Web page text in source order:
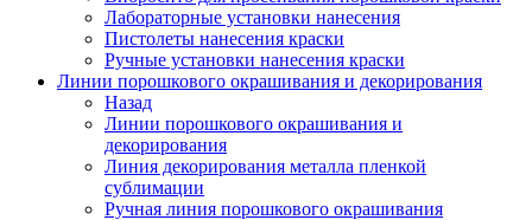
Лабораторные установки нанесения
Пистолеты нанесения краски
Ручные установки нанесения краски
Линии порошкового окрашивания и декорирования
Назад
Линии порошкового окрашивания и
декорирования
Линия декорирования металла пленкой
сублимации
Ручная линия порошкового окрашивания